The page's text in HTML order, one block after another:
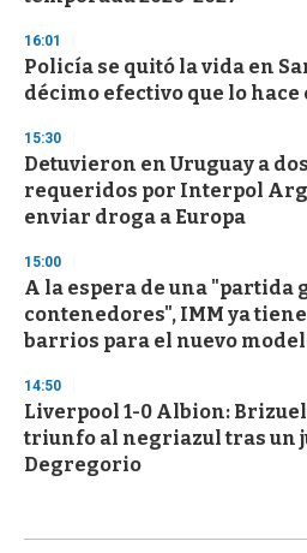
16:01
Policía se quitó la vida en
décimo efectivo que lo hace
15:30
Detuvieron en Uruguay a
requeridos por Interpol
enviar droga a Europa
15:00
A la espera de una "partida
contenedores", IMM ya
barrios para el nuevo
14:50
Liverpool 1-0 Albion:
triunfo al negriazul tras un
Degregorio